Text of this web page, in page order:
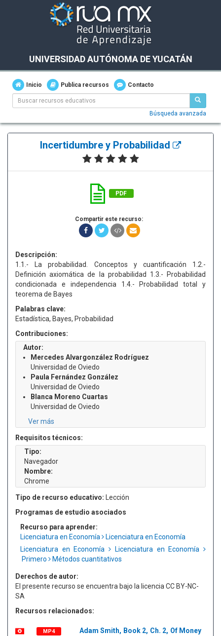
UNIVERSIDAD AUTÓNOMA DE YUCATÁN
Inicio Publica recursos Contacto
Búsqueda avanzada
Incertidumbre y Probabilidad
PDF
Compartir este recurso:
Descripción:
1.1.- La probabilidad. Conceptos y cuantificación 1.2.-
Definición axiomática de la probabilidad 1.3.- Probabilidad
condicionada e independencia 1.4.- Probabilidad total y
teorema de Bayes
Palabras clave:
Estadística, Bayes, Probabilidad
Contribuciones:
Autor:
Mercedes Alvargonzález Rodríguez
Universidad de Oviedo
Paula Fernández González
Universidad de Oviedo
Blanca Moreno Cuartas
Universidad de Oviedo
Ver más
Requisitos técnicos:
Tipo:
Navegador
Nombre:
Chrome
Tipo de recurso educativo: Lección
Programas de estudio asociados
Recurso para aprender:
Licenciatura en Economía
Licenciatura en Economía
Licenciatura en Economía
Licenciatura en Economía
Primero
Métodos cuantitativos
Derechos de autor:
El presente recurso se encuentra bajo la licencia CC BY-NC-
SA
Recursos relacionados:
MP4
Adam Smith, Book 2, Ch. 2, Of Money